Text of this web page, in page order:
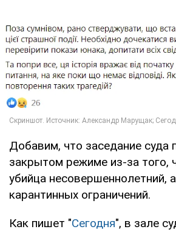
Добавим, что заседание суда
закрытом режиме из-за того,
убийца несовершеннолетний,
карантинных ограничений.
Как пишет "Сегодня", в зале